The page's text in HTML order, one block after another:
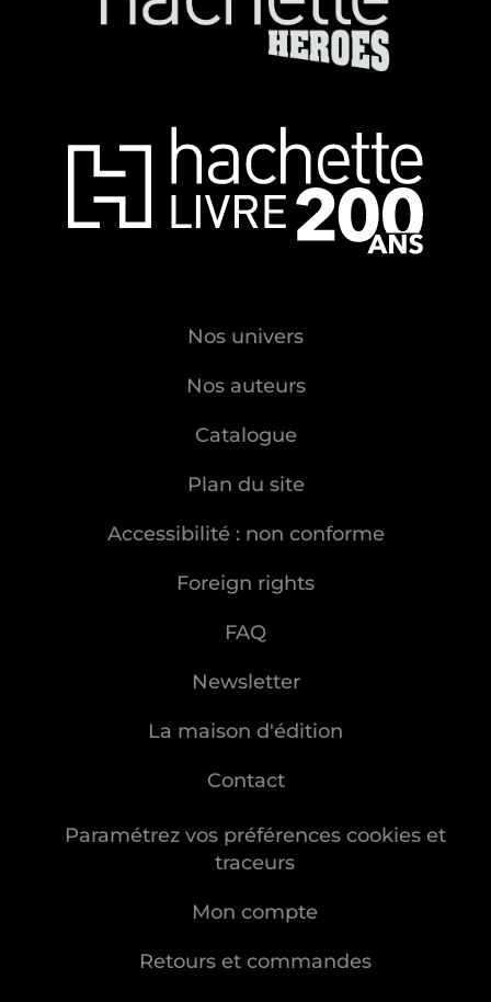
Nos univers
Nos auteurs
Catalogue
Plan du site
Accessibilité : non conforme
Foreign rights
FAQ
Newsletter
La maison d'édition
Contact
Paramétrez vos préférences cookies et
traceurs
Mon compte
Retours et commandes